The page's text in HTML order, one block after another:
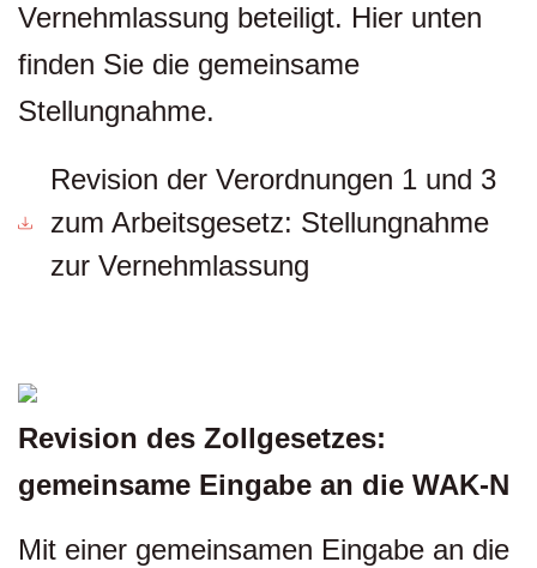
Vernehmlassung beteiligt. Hier unten
finden Sie die gemeinsame
Stellungnahme.
Revision der Verordnungen 1 und 3
zum Arbeitsgesetz: Stellungnahme
zur Vernehmlassung
Revision des Zollgesetzes:
gemeinsame Eingabe an die WAK-N
Mit einer gemeinsamen Eingabe an die